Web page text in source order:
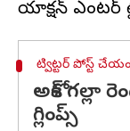
ట్విట్టర్ పోస్ట్
అశోక్ గల్లా
గ్లింప్స్